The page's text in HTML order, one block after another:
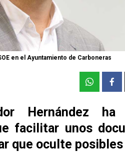
en el Ayuntamiento de Carboneras
Hernández
facilitar unos
que oculte